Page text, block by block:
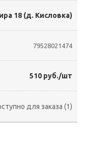
18 (д. Кисловка)
79528021474
510 руб./шт
для заказа (1)